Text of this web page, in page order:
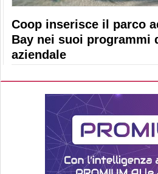
Coop inserisce il parco
Bay nei suoi programmi
aziendale